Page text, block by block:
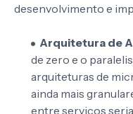
desenvolvimento e
Arquitetura de
de zero e o
arquiteturas de
ainda mais
entre serviços